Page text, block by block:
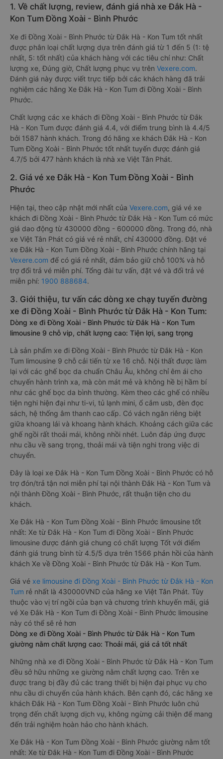
1. Về chất lượng, review, đánh giá nhà xe Đắk Hà -
Kon Tum Đồng Xoài - Bình Phước
Xe đi Đồng Xoài - Bình Phước từ Đắk Hà - Kon Tum tốt nhất
được phân loại chất lượng dựa trên đánh giá từ 1 đến 5 (1: tệ
nhất, 5: tốt nhất) của khách hàng với các tiêu chí như: Chất
lượng xe, Đúng giờ, Chất lượng phục vụ trên Vexere.com.
Đánh giá này được viết trực tiếp bởi các khách hàng đã trải
nghiệm các hãng Xe Đắk Hà - Kon Tum đi Đồng Xoài - Bình
Phước.
Chất lượng các xe khách đi Đồng Xoài - Bình Phước từ Đắk
Hà - Kon Tum được đánh giá 4.4, với điểm trung bình là 4.4/5
bởi 1587 hành khách. Trong đó hãng xe khách Đắk Hà - Kon
Tum Đồng Xoài - Bình Phước tốt nhất tuyến được đánh giá
4.7/5 bởi 477 hành khách là nhà xe Việt Tân Phát.
2. Giá vé xe Đắk Hà - Kon Tum Đồng Xoài - Bình
Phước
Hiện tại, theo cập nhật mới nhất của Vexere.com, giá vé xe
khách đi Đồng Xoài - Bình Phước từ Đắk Hà - Kon Tum có mức
giá dao động từ 430000 đồng - 600000 đồng. Trong đó, nhà
xe Việt Tân Phát có giá vé rẻ nhất, chỉ 430000 đồng. Đặt vé
xe Đắk Hà - Kon Tum Đồng Xoài - Bình Phước chính hãng tại
Vexere.com để có giá rẻ nhất, đảm bảo giữ chỗ 100% và hỗ
trợ đổi trả vé miễn phí. Tổng đài tư vấn, đặt vé và đổi trả vé
miễn phí: 1900 888684.
3. Giới thiệu, tư vấn các dòng xe chạy tuyến đường
xe đi Đồng Xoài - Bình Phước từ Đắk Hà - Kon Tum:
Dòng xe đi Đồng Xoài - Bình Phước từ Đắk Hà - Kon Tum
limousine 9 chỗ vip, chất lượng cao: Tiện lợi, sang trọng
Là sản phẩm xe đi Đồng Xoài - Bình Phước từ Đắk Hà - Kon
Tum limousine 9 chỗ cải tiến từ xe 16 chỗ. Nội thất được làm
lại với các ghế bọc da chuẩn Châu Âu, không chỉ êm ái cho
chuyến hành trình xa, mà còn mát mẻ và không hề bị hầm bí
như các ghế bọc da bình thường. Kèm theo các ghế có nhiều
tiện nghi hiện đại như ti-vi, tủ lạnh mini, ổ cắm usb, đèn đọc
sách, hệ thống âm thanh cao cấp. Có vách ngăn riêng biệt
giữa khoang lái và khoang hành khách. Khoảng cách giữa các
ghế ngồi rất thoải mái, không nhồi nhét. Luôn đáp ứng được
nhu cầu về sang trọng, thoải mái và tiện nghi trong việc di
chuyển.
Đây là loại xe Đắk Hà - Kon Tum Đồng Xoài - Bình Phước có hỗ
trợ đón/trả tận nơi miễn phí tại nội thành Đắk Hà - Kon Tum và
nội thành Đồng Xoài - Bình Phước, rất thuận tiện cho du
khách.
Xe Đắk Hà - Kon Tum Đồng Xoài - Bình Phước limousine tốt
nhất: Xe từ Đắk Hà - Kon Tum đi Đồng Xoài - Bình Phước
limousine được đánh giá chung có chất lượng Tốt với điểm
đánh giá trung bình từ 4.5/5 dựa trên 1566 phản hồi của hành
khách Xe về Đồng Xoài - Bình Phước từ Đắk Hà - Kon Tum.
Giá vé xe limousine đi Đồng Xoài - Bình Phước từ Đắk Hà - Kon
Tum rẻ nhất là 430000VND của hãng xe Việt Tân Phát. Tùy
thuộc vào vị trí ngồi của bạn và chương trình khuyến mãi, giá
vé Xe Đắk Hà - Kon Tum đi Đồng Xoài - Bình Phước limousine
này có thể sẽ rẻ hơn
Dòng xe đi Đồng Xoài - Bình Phước từ Đắk Hà - Kon Tum
giường nằm chất lượng cao: Thoải mái, giá cả tốt nhất
Những nhà xe đi Đồng Xoài - Bình Phước từ Đắk Hà - Kon Tum
đều sở hữu những xe giường nằm chất lượng cao. Trên xe
được trang bị đầy đủ các trang thiết bị hiện đại phục vụ cho
nhu cầu di chuyển của hành khách. Bên cạnh đó, các hãng xe
khách Đắk Hà - Kon Tum Đồng Xoài - Bình Phước luôn chú
trọng đến chất lượng dịch vụ, không ngừng cải thiện để mang
đến trải nghiệm hoàn hảo cho hành khách.
Xe Đắk Hà - Kon Tum Đồng Xoài - Bình Phước giường nằm tốt
nhất: Xe từ Đắk Hà - Kon Tum đi Đồng Xoài - Bình Phước